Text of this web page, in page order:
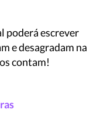
poderá escrever
e desagradam na
contam!